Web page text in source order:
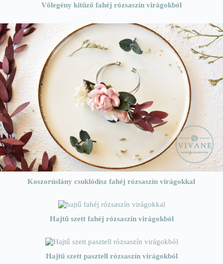
Vőlegény kitűző fahéj rózsaszín virágokból
Koszorúslány csuklódísz fahéj rózsaszín virágokkal
Hajtű szett fahéj rózsaszín virágokból
Hajtű szett pasztell rózsaszín virágokból